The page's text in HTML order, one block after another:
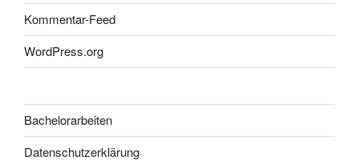
Kommentar-Feed
WordPress.org
Bachelorarbeiten
Datenschutzerklärung